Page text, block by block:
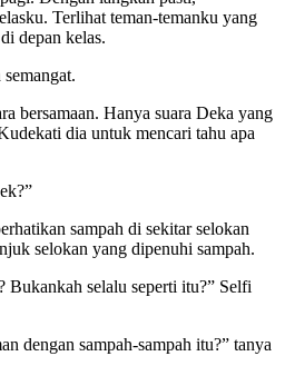
Terlihat teman-temanku yang
depan kelas.
bersamaan. Hanya suara Deka yang
dia untuk mencari tahu apa
sampah di sekitar selokan
selokan yang dipenuhi sampah.
Bukankah selalu seperti itu?” Selfi
dengan sampah-sampah itu?” tanya